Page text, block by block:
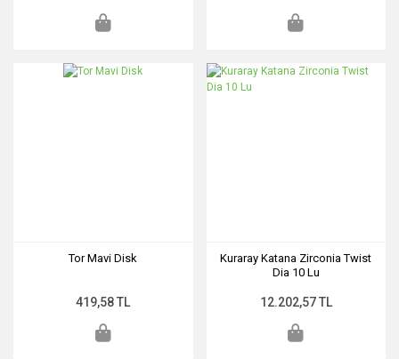
Tor Mavi Disk
419,58 TL
Kuraray Katana Zirconia Twist
Dia 10 Lu
12.202,57 TL